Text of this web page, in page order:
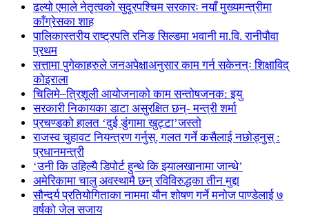
ढल्यो एमाले नेतृत्वको सुदूरपश्चिम सरकारः नयाँ मुख्यमन्त्रीमा
काँग्रेसका शाह
पालिकास्तरीय राष्ट्रपति रनिङ सिल्डमा भवानी मा.वि. रानीपौवा
प्रथम
सत्तामा पुगेकाहरुले जनअपेक्षाअनुसार काम गर्न सकेनन्ः शिक्षाविद्
कोइराला
चिलिमे–त्रिशूली आयोजनाको काम सन्तोषजनक: इयु
सरकारी निकायका डाटा असुरक्षित छन्- मन्त्री शर्मा
प्रचण्डको हालत ‘दुई डुंगामा खुट्टा’जस्तो
राजस्व चुहावट नियन्त्रण गर्नुस्, गलत गर्ने कसैलाई नछोड्नुस् :
प्रधानमन्त्री
‘उनी कि उहिल्यै डिपोर्ट हुन्थे कि झ्यालखानामा जान्थे’
अमेरिकामा चालु अवस्थामै छन् रविविरुद्धका तीन मुद्दा
सौन्दर्य प्रतियोगिताका नाममा यौन शोषण गर्ने मनोज पाण्डेलाई ७
वर्षको जेल सजाय